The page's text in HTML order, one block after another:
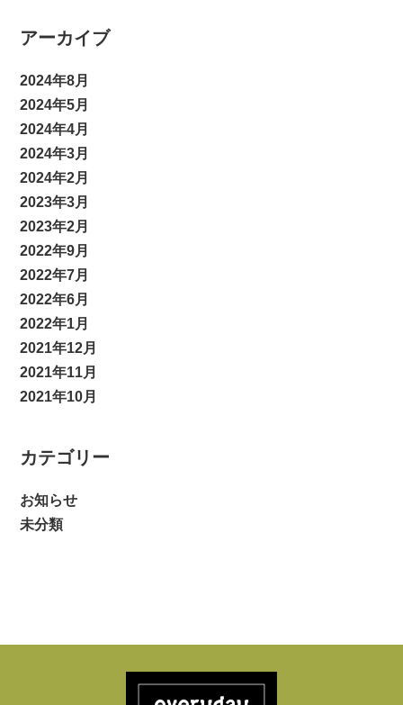
アーカイブ
2024年8月
2024年5月
2024年4月
2024年3月
2024年2月
2023年3月
2023年2月
2022年9月
2022年7月
2022年6月
2022年1月
2021年12月
2021年11月
2021年10月
カテゴリー
お知らせ
未分類